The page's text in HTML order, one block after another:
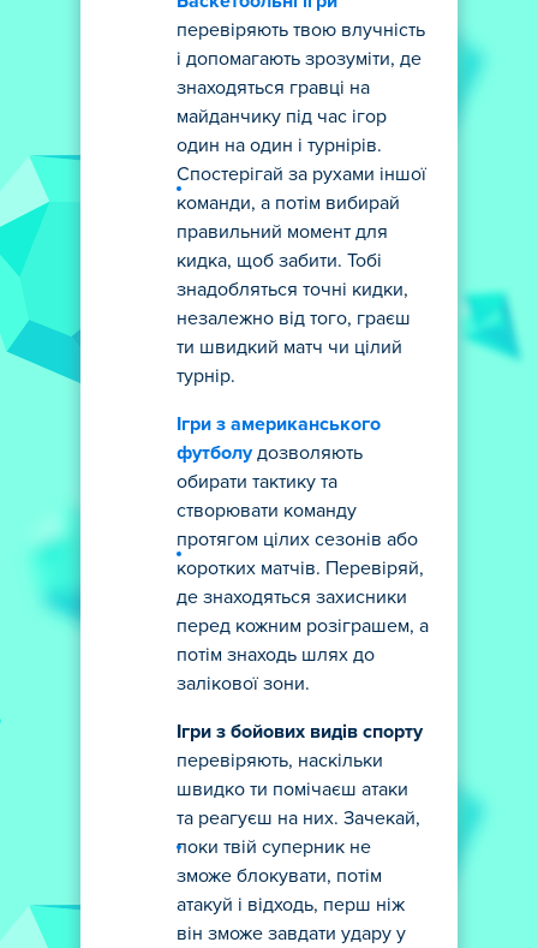
перевіряють твою влучність
і допомагають зрозуміти, де
знаходяться гравці на
майданчику під час ігор
один на один і турнірів.
Спостерігай за рухами іншої
команди, а потім вибирай
правильний момент для
кидка, щоб забити. Тобі
знадобляться точні кидки,
незалежно від того, граєш
ти швидкий матч чи цілий
турнір.
Ігри з американського
футболудозволяють
обирати тактику та
створювати команду
протягом цілих сезонів або
коротких матчів. Перевіряй,
де знаходяться захисники
перед кожним розіграшем, а
потім знаходь шлях до
залікової зони.
Ігри з бойових видів спорту
перевіряють, наскільки
швидко ти помічаєш атаки
та реагуєш на них. Зачекай,
поки твій суперник не
зможе блокувати, потім
атакуй і відходь, перш ніж
він зможе завдати удару у